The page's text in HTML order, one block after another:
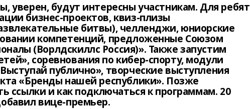
уверен, будут интересны участникам. Для ребят
бизнес-проектов, квиз-плизы
битвы), челленджи, юниорские
компетенций, предложенные Союзом
(Ворлдскиллс Россия)». Также запустим
соревнования по кибер-спорту, модули
публично», творческие выступления
«Бренды нашей республики». Позже
ссылки и как подключаться к программам. 20
вице-премьер.